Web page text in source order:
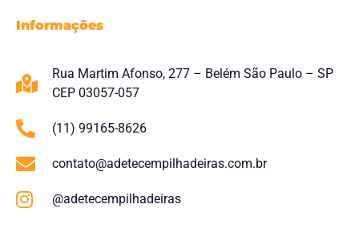
Informações
Rua Martim Afonso, 277 – Belém São Paulo – SP
CEP 03057-057
(11) 99165-8626
contato@adetecempilhadeiras.com.br
@adetecempilhadeiras